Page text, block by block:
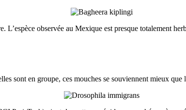
L’espèce observée au Mexique est presque totalement
sont en groupe, ces mouches se souviennent mieux que